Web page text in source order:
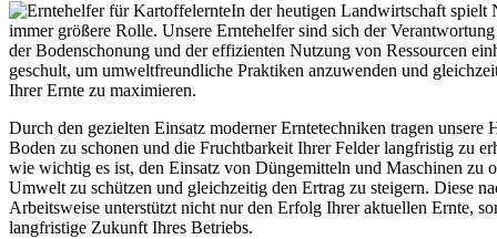
In der heutigen Landwirtschaft spielt
immer größere Rolle. Unsere Erntehelfer sind sich der
der Bodenschonung und der effizienten Nutzung von Ressourcen
geschult, um umweltfreundliche Praktiken anzuwenden und
Ihrer Ernte zu maximieren.
Durch den gezielten Einsatz moderner Erntetechniken tragen unsere
Boden zu schonen und die Fruchtbarkeit Ihrer Felder langfristig zu
wie wichtig es ist, den Einsatz von Düngemitteln und Maschinen zu
Umwelt zu schützen und gleichzeitig den Ertrag zu steigern. Diese
Arbeitsweise unterstützt nicht nur den Erfolg Ihrer aktuellen Ernte,
langfristige Zukunft Ihres Betriebs.